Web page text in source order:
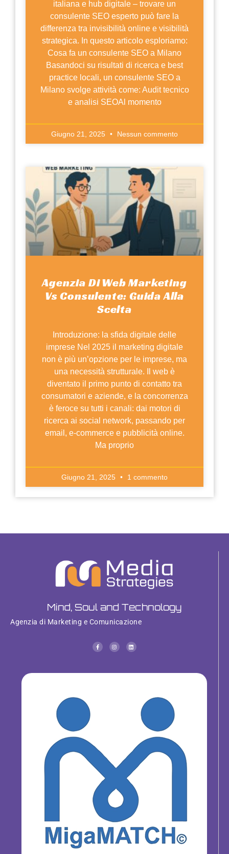
italiana e hub digitale – trovare un
consulente SEO esperto può fare la
differenza tra invisibilità online e visibilità
strategica. In questo articolo esploriamo:
Cosa fa un consulente SEO a Milano
Basandoci su risultati di ricerca e best
practice locali, un consulente SEO a
Milano svolge attività come: Audit tecnico
e analisi SEOAl momento
Giugno 21, 2025 Nessun commento
Agenzia Di Web Marketing
Vs Consulente: Guida Alla
Scelta
Introduzione: la sfida digitale delle
imprese Nel 2025 il marketing digitale
non è più un’opzione per le imprese, ma
una necessità strutturale. Il web è
diventato il primo punto di contatto tra
consumatori e aziende, e la concorrenza
è feroce su tutti i canali: dai motori di
ricerca ai social network, passando per
email, e-commerce e pubblicità online.
Ma proprio
Giugno 21, 2025 1 commento
Mind, Soul and Technology
Agenzia di Marketing e Comunicazione